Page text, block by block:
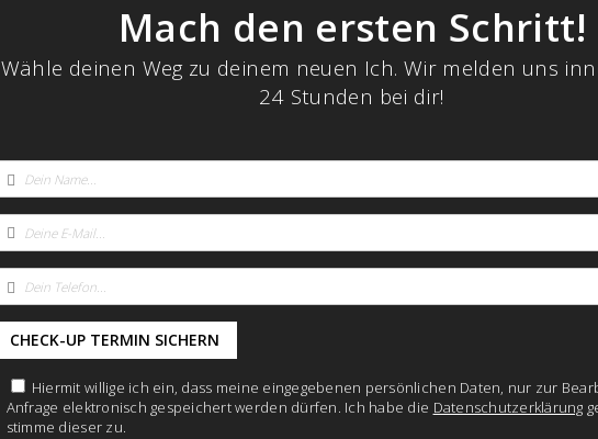
Mach den ersten Schritt!
Wähle deinen Weg zu deinem neuen Ich. Wir melden uns
24 Stunden bei dir!
Hiermit willige ich ein, dass meine eingegebenen persönlichen Daten, nur zur
Anfrage elektronisch gespeichert werden dürfen. Ich habe die Datenschutzerklärung
stimme dieser zu.